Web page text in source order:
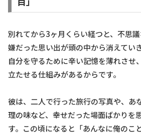
別れてから3ヶ月くらい経つと、不思
嫌だった思い出が頭の中から消えてい
自分を守るために辛い記憶を薄れさせ
立たせる仕組みがあるからです。
彼は、二人で行った旅行の写真や、あ
理の味など、幸せだった場面ばかりを
す。この頃になると「あんなに俺のこ